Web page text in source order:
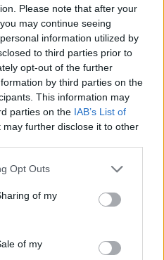
Please note that after your
may continue seeing
information utilized by
to third parties prior to
opt-out of the further
by third parties on the
This information may
parties on the IAB’s List of
may further disclose it to other
uses one or more Google
behaviour. You may click to
and its third-party tags to
purposes in below Google
Opt Outs
of my
of my
SEO célra
SEO célra
...